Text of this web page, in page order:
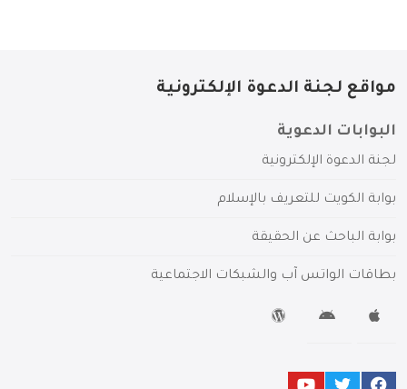
مواقع لجنة الدعوة الإلكترونية
البوابات الدعوية
لجنة الدعوة الإلكترونية
بوابة الكويت للتعريف بالإسلام
بوابة الباحث عن الحقيقة
بطاقات الواتس آب والشبكات الاجتماعية